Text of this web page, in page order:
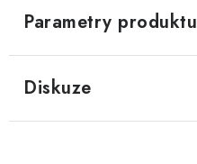
Parametry produktu
Diskuze